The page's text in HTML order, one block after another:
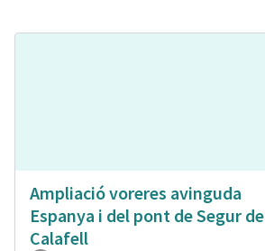
Ampliació voreres avinguda
Espanya i del pont de Segur de
Calafell